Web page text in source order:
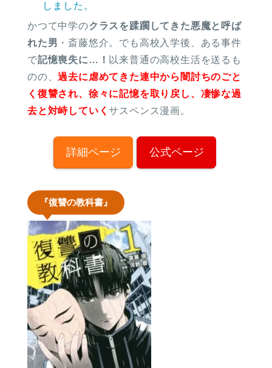
しました。
かつて中学のクラスを蹂躙してきた悪魔と呼ば
れた男 ・斎藤悠介。でも高校入学後、ある事件
で記憶喪失に…！ 以来普通の高校生活を送るも
のの、過去に虐めてきた連中から闇討ちのごと
く復讐され、徐々に記憶を取り戻し、凄惨な過
去と対峙していくサスペンス漫画。
詳細ページ 公式ページ
『復讐の教科書』